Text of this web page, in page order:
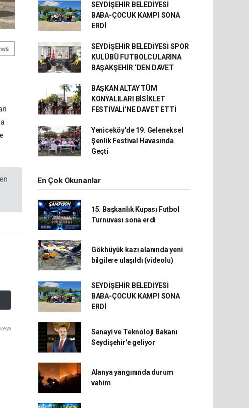
SEYDİŞEHİR BELEDİYESİ
BABA-ÇOCUK KAMPI SONA
ERDİ
SEYDİŞEHİR BELEDİYESİ SPOR
KULÜBÜ FUTBOLCULARINA
BAŞAKŞEHİR ‘DEN DAVET
BAŞKAN ALTAY TÜM
KONYALILARI BİSİKLET
FESTİVALİ’NE DAVET ETTİ
Yeniceköy'de 19. Geleneksel
Şenlik Festival Havasında
Geçti
En Çok Okunanlar
15. Başkanlık Kupası Futbol
Turnuvası sona erdi
Gökhüyük kazı alanında yeni
bilgilere ulaşıldı (videolu)
SEYDİŞEHİR BELEDİYESİ
BABA-ÇOCUK KAMPI SONA
ERDİ
Sanayi ve Teknoloji Bakanı
Seydişehir'e geliyor
Alanya yangınında durum
vahim